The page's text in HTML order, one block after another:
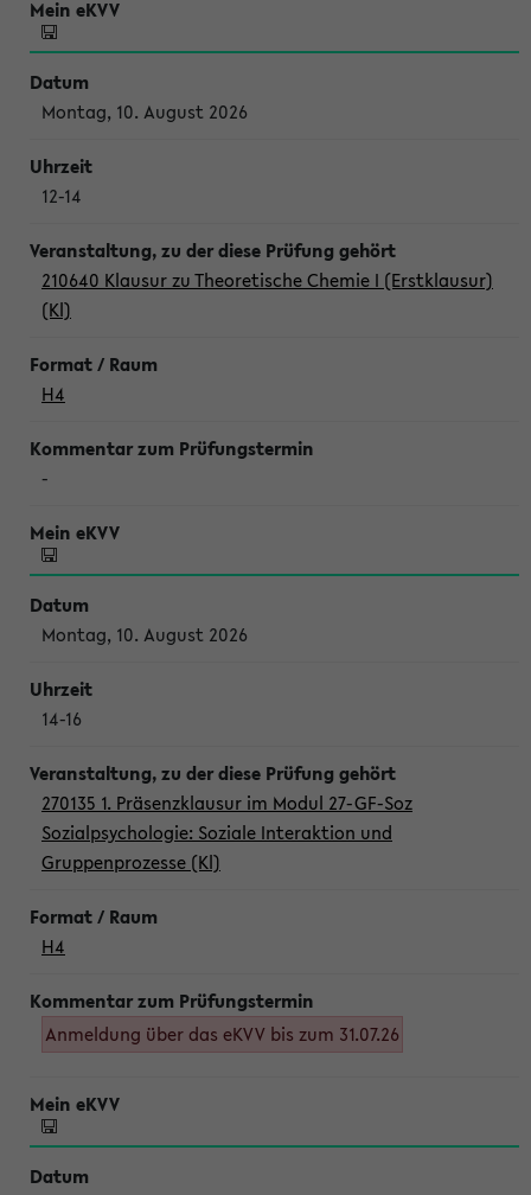
Montag, 10. August 2026
12-14
210640 Klausur zu Theoretische Chemie I (Erstklausur)
(Kl)
H4
-
Montag, 10. August 2026
14-16
270135 1. Präsenzklausur im Modul 27-GF-Soz
Sozialpsychologie: Soziale Interaktion und
Gruppenprozesse (Kl)
H4
Anmeldung über das eKVV bis zum 31.07.26